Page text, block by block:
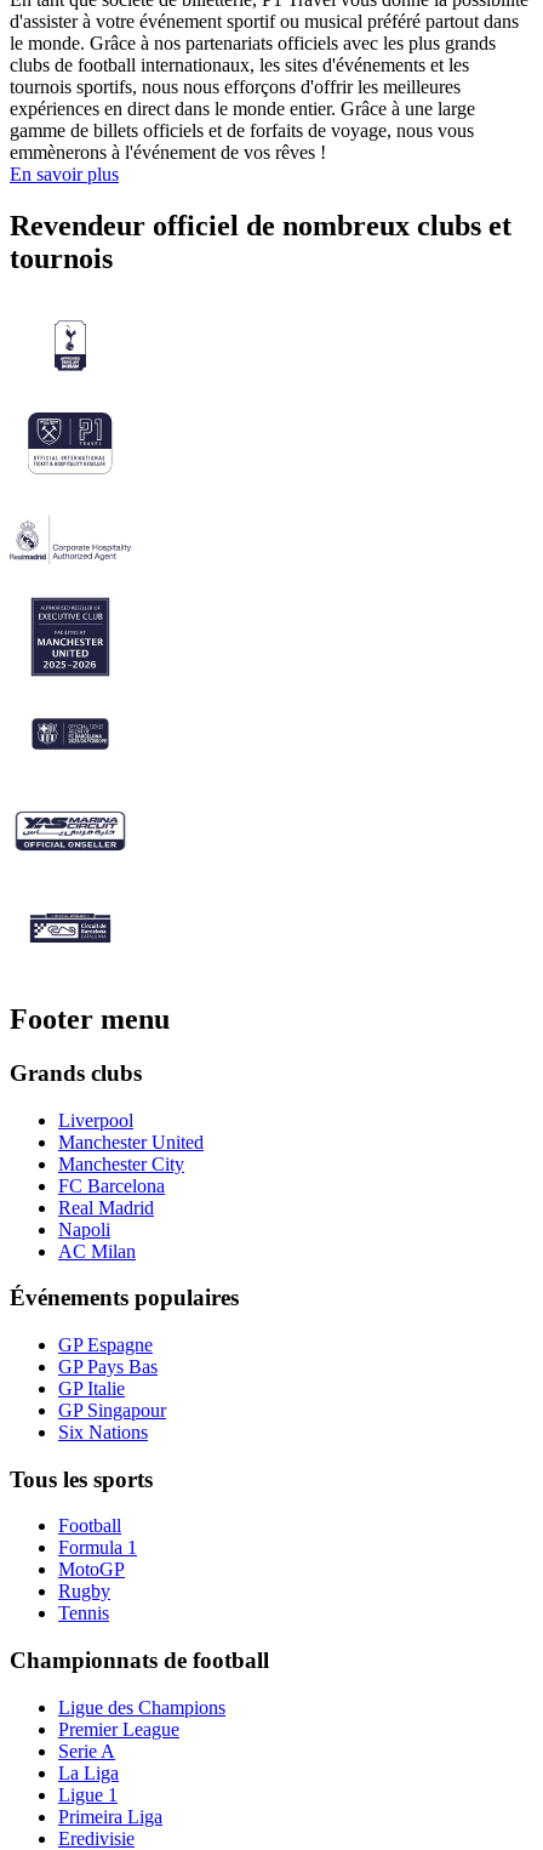
d'assister à votre événement sportif ou musical préféré partout dans
le monde. Grâce à nos partenariats officiels avec les plus grands
clubs de football internationaux, les sites d'événements et les
tournois sportifs, nous nous efforçons d'offrir les meilleures
expériences en direct dans le monde entier. Grâce à une large
gamme de billets officiels et de forfaits de voyage, nous vous
emmènerons à l'événement de vos rêves !
En savoir plus
Revendeur officiel de nombreux clubs et
tournois
Footer menu
Grands clubs
Liverpool
Manchester United
Manchester City
FC Barcelona
Real Madrid
Napoli
AC Milan
Événements populaires
GP Espagne
GP Pays Bas
GP Italie
GP Singapour
Six Nations
Tous les sports
Football
Formula 1
MotoGP
Rugby
Tennis
Championnats de football
Ligue des Champions
Premier League
Serie A
La Liga
Ligue 1
Primeira Liga
Eredivisie